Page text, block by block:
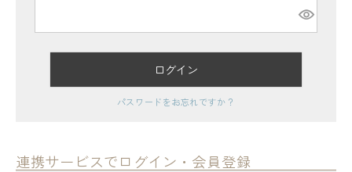
レディースボトムス
ログイン
パスワードをお忘れですか？
連携サービスでログイン・会員登録